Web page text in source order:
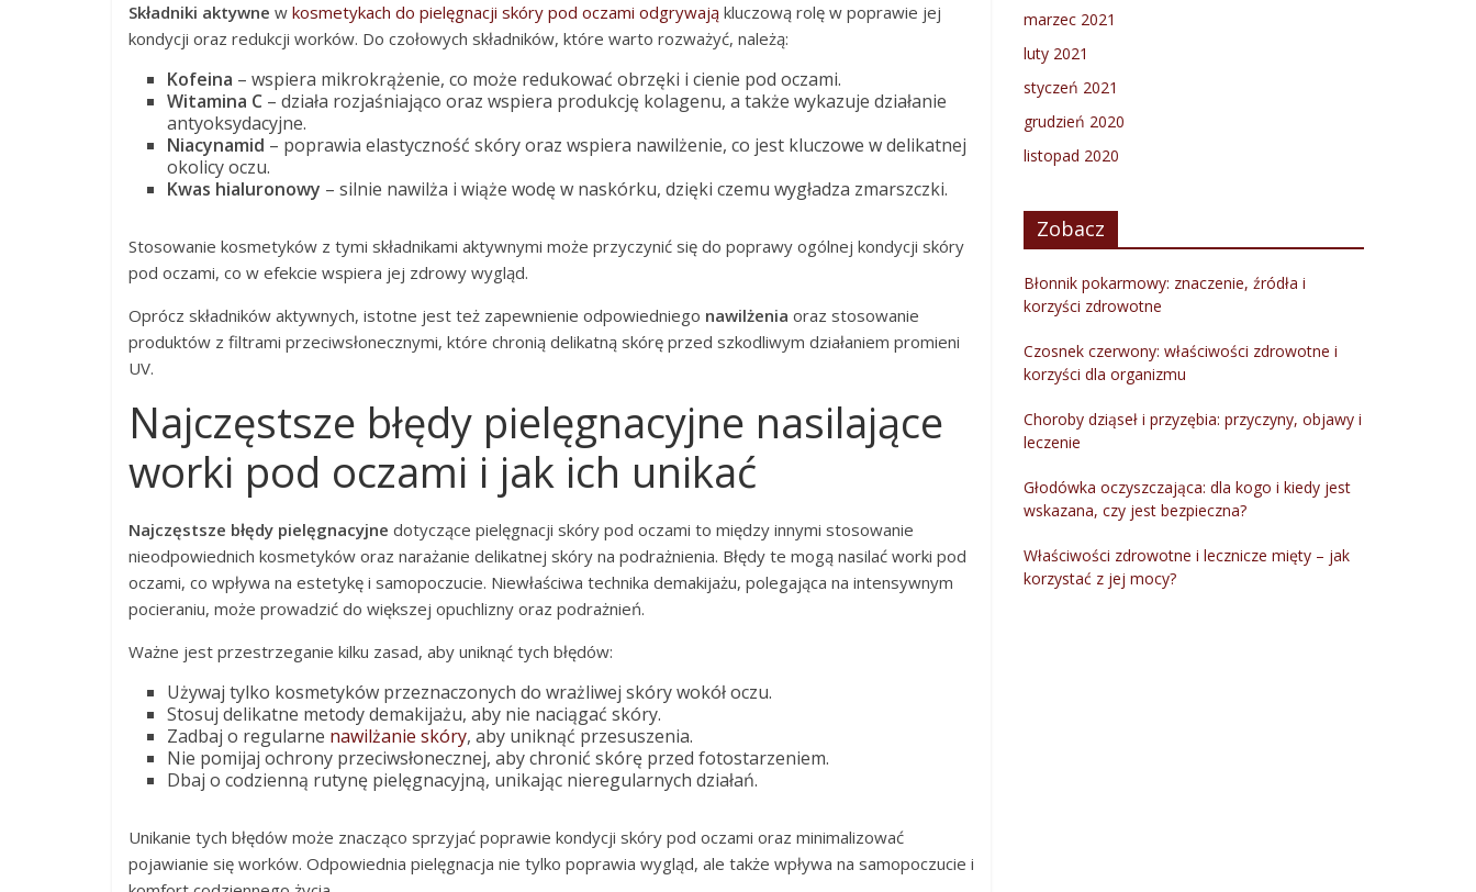
Składniki aktywne w kosmetykach do pielęgnacji skóry pod oczami odgrywają kluczową rolę w poprawie jej
kondycji oraz redukcji worków. Do czołowych składników, które warto rozważyć, należą:
Kofeina – wspiera mikrokrążenie, co może redukować obrzęki i cienie pod oczami.
Witamina C – działa rozjaśniająco oraz wspiera produkcję kolagenu, a także wykazuje działanie
antyoksydacyjne.
Niacynamid – poprawia elastyczność skóry oraz wspiera nawilżenie, co jest kluczowe w delikatnej
okolicy oczu.
Kwas hialuronowy – silnie nawilża i wiąże wodę w naskórku, dzięki czemu wygładza zmarszczki.
Stosowanie kosmetyków z tymi składnikami aktywnymi może przyczynić się do poprawy ogólnej kondycji skóry
pod oczami, co w efekcie wspiera jej zdrowy wygląd.
Oprócz składników aktywnych, istotne jest też zapewnienie odpowiedniego nawilżenia oraz stosowanie
produktów z filtrami przeciwsłonecznymi, które chronią delikatną skórę przed szkodliwym działaniem promieni
UV.
Najczęstsze błędy pielęgnacyjne nasilające
worki pod oczami i jak ich unikać
Najczęstsze błędy pielęgnacyjne dotyczące pielęgnacji skóry pod oczami to między innymi stosowanie
nieodpowiednich kosmetyków oraz narażanie delikatnej skóry na podrażnienia. Błędy te mogą nasilać worki pod
oczami, co wpływa na estetykę i samopoczucie. Niewłaściwa technika demakijażu, polegająca na intensywnym
pocieraniu, może prowadzić do większej opuchlizny oraz podrażnień.
Ważne jest przestrzeganie kilku zasad, aby uniknąć tych błędów:
Używaj tylko kosmetyków przeznaczonych do wrażliwej skóry wokół oczu.
Stosuj delikatne metody demakijażu, aby nie naciągać skóry.
Zadbaj o regularne nawilżanie skóry, aby uniknąć przesuszenia.
Nie pomijaj ochrony przeciwsłonecznej, aby chronić skórę przed fotostarzeniem.
Dbaj o codzienną rutynę pielęgnacyjną, unikając nieregularnych działań.
Unikanie tych błędów może znacząco sprzyjać poprawie kondycji skóry pod oczami oraz minimalizować
pojawianie się worków. Odpowiednia pielęgnacja nie tylko poprawia wygląd, ale także wpływa na samopoczucie i
marzec 2021
luty 2021
styczeń 2021
grudzień 2020
listopad 2020
Zobacz
Błonnik pokarmowy: znaczenie, źródła i
korzyści zdrowotne
Czosnek czerwony: właściwości zdrowotne i
korzyści dla organizmu
Choroby dziąseł i przyzębia: przyczyny, objawy i
leczenie
Głodówka oczyszczająca: dla kogo i kiedy jest
wskazana, czy jest bezpieczna?
Właściwości zdrowotne i lecznicze mięty – jak
korzystać z jej mocy?